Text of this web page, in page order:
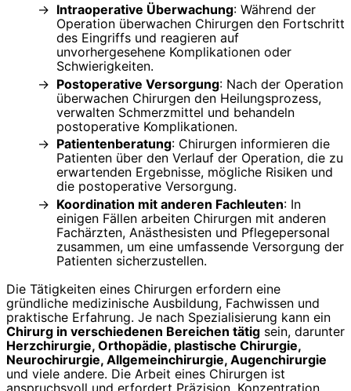
Intraoperative Überwachung: Während der
Operation überwachen Chirurgen den Fortschritt
des Eingriffs und reagieren auf
unvorhergesehene Komplikationen oder
Schwierigkeiten.
Postoperative Versorgung: Nach der Operation
überwachen Chirurgen den Heilungsprozess,
verwalten Schmerzmittel und behandeln
postoperative Komplikationen.
Patientenberatung: Chirurgen informieren die
Patienten über den Verlauf der Operation, die zu
erwartenden Ergebnisse, mögliche Risiken und
die postoperative Versorgung.
Koordination mit anderen Fachleuten: In
einigen Fällen arbeiten Chirurgen mit anderen
Fachärzten, Anästhesisten und Pflegepersonal
zusammen, um eine umfassende Versorgung der
Patienten sicherzustellen.
Die Tätigkeiten eines Chirurgen erfordern eine
gründliche medizinische Ausbildung, Fachwissen und
praktische Erfahrung. Je nach Spezialisierung kann ein
Chirurg in verschiedenen Bereichen tätig sein, darunter
Herzchirurgie, Orthopädie, plastische Chirurgie,
Neurochirurgie, Allgemeinchirurgie, Augenchirurgie
und viele andere. Die Arbeit eines Chirurgen ist